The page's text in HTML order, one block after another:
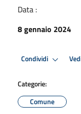
Data :
8 gennaio 2024
Condividi
Categorie:
Comune